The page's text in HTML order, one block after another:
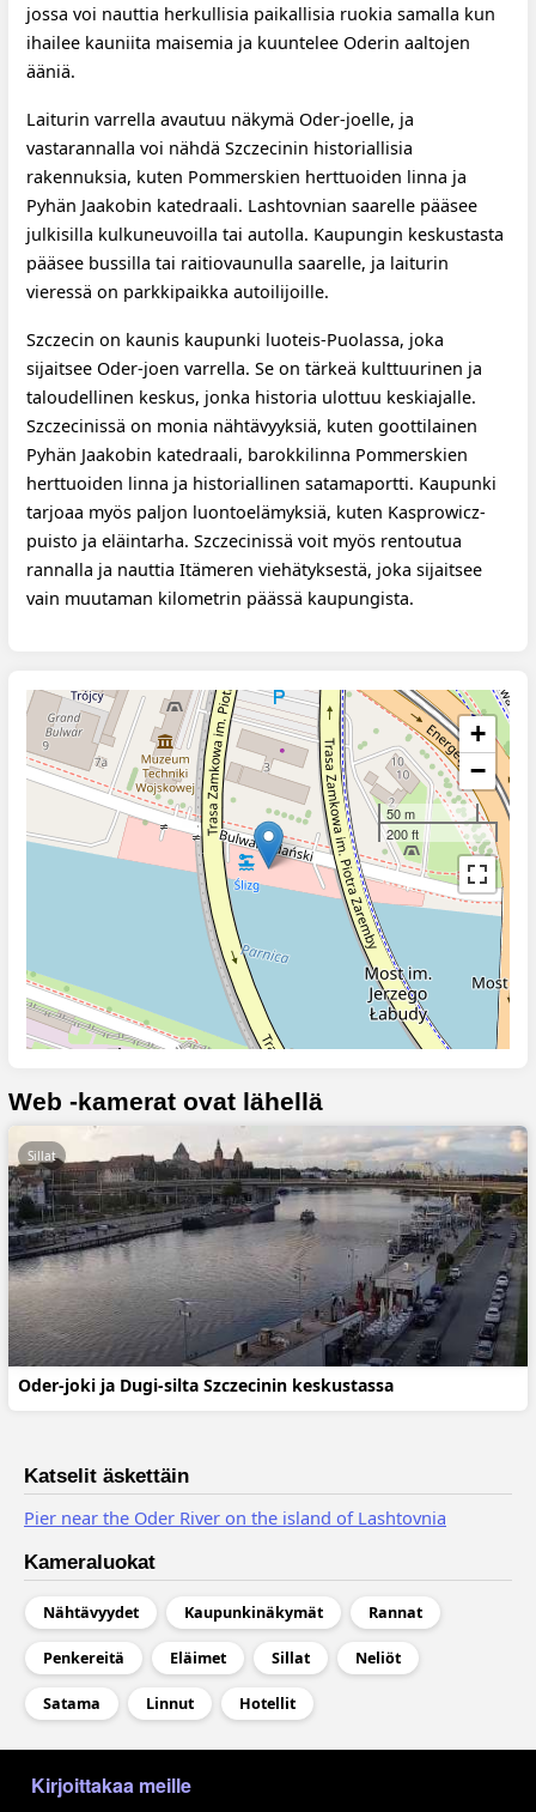
jossa voi nauttia herkullisia paikallisia ruokia samalla kun
ihailee kauniita maisemia ja kuuntelee Oderin aaltojen
ääniä.
Laiturin varrella avautuu näkymä Oder-joelle, ja
vastarannalla voi nähdä Szczecinin historiallisia
rakennuksia, kuten Pommerskien herttuoiden linna ja
Pyhän Jaakobin katedraali. Lashtovnian saarelle pääsee
julkisilla kulkuneuvoilla tai autolla. Kaupungin keskustasta
pääsee bussilla tai raitiovaunulla saarelle, ja laiturin
vieressä on parkkipaikka autoilijoille.
Szczecin on kaunis kaupunki luoteis-Puolassa, joka
sijaitsee Oder-joen varrella. Se on tärkeä kulttuurinen ja
taloudellinen keskus, jonka historia ulottuu keskiajalle.
Szczecinissä on monia nähtävyyksiä, kuten goottilainen
Pyhän Jaakobin katedraali, barokkilinna Pommerskien
herttuoiden linna ja historiallinen satamaportti. Kaupunki
tarjoaa myös paljon luontoelämyksiä, kuten Kasprowicz-
puisto ja eläintarha. Szczecinissä voit myös rentoutua
rannalla ja nauttia Itämeren viehätyksestä, joka sijaitsee
vain muutaman kilometrin päässä kaupungista.
+
−
50 m
200 ft
Web -kamerat ovat lähellä
Oder-joki ja Dugi-silta Szczecinin keskustassa
Sillat
Katselit äskettäin
Pier near the Oder River on the island of Lashtovnia
Kameraluokat
Nähtävyydet Kaupunkinäkymät Rannat
Penkereitä Eläimet Sillat Neliöt
Satama Linnut Hotellit
Kirjoittakaa meille